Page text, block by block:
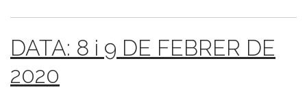
DATA: 8 i 9 DE FEBRER DE
2020